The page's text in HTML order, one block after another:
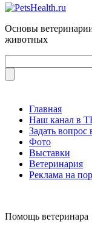
Основы
животных
Главная
Наш канал в
Задать вопрос
Фото
Выставки
Ветеринария
Реклама на
Помощь ветеринара